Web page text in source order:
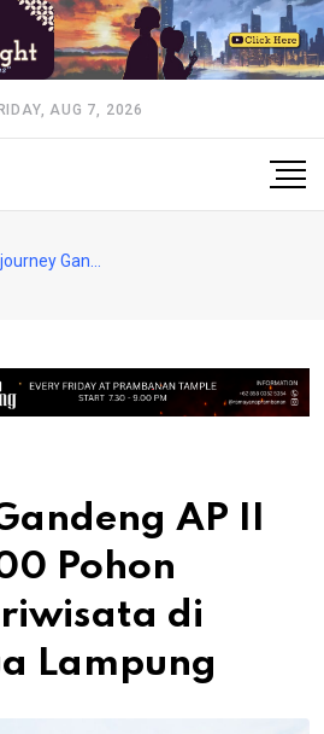
AUG 7, 2026
Injourney Gandeng AP II Tanam 3000 Pohon Dorong Pariwisata di Minang Rua Lampung
AP II
Pohon
di
Lampung